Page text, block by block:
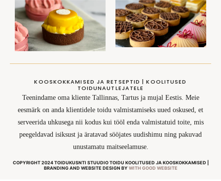
KOOSKOKKAMISED JA RETSEPTID | KOOLITUSED
TOIDUNAUTLEJATELE
Teenindame oma kliente Tallinnas, Tartus ja mujal Eestis. Meie
eesmärk on anda klientidele toidu valmistamiseks uued oskused, et
serveerida uhkusega nii kodus kui tööl enda valmistatuid toite, mis
peegeldavad isiksust ja äratavad sööjates uudishimu ning pakuvad
unustamatu maitseelamuse.
COPYRIGHT 2024 TOIDUKUSNTI STUUDIO TOIDU KOOLITUSED JA KOOSKOKKAMISED |
BRANDING AND WEBSITE DESIGN BY WITH GOOD WEBSITE